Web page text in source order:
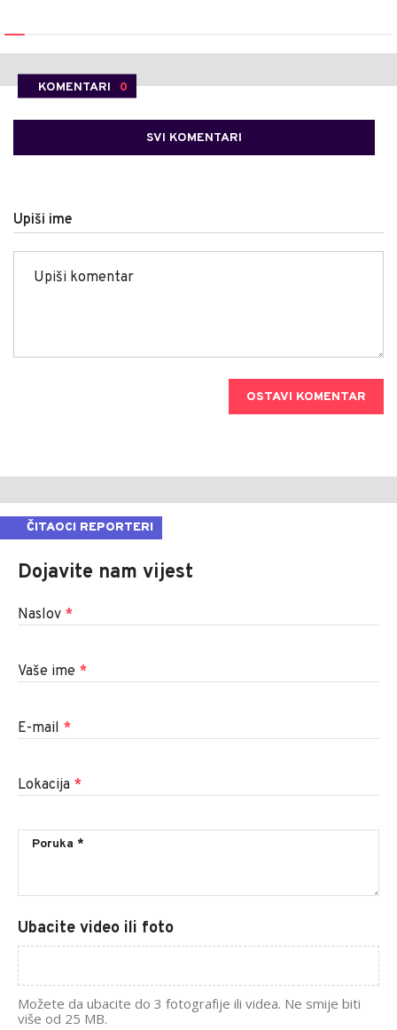
KOMENTARI 0
SVI KOMENTARI
Upiši ime
OSTAVI KOMENTAR
ČITAOCI REPORTERI
Dojavite nam vijest
Naslov *
Vaše ime *
E-mail *
Lokacija *
Ubacite video ili foto
Možete da ubacite do 3 fotografije ili videa. Ne smije biti
više od 25 MB.